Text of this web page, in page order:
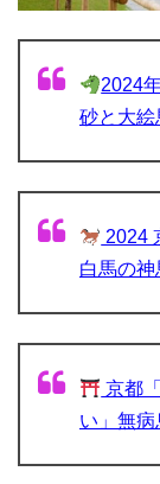
2024
砂と大絵
2024
白馬の
京都
い」無